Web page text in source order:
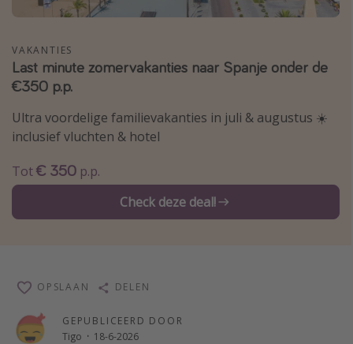
Thailand
Sardinie
Malta
Madeira
Egypte
Bali
Type vakantie
Overzicht
Vroegboeker
Groepsreizen
VAKANTIES
Last minute zomervakanties naar Spanje onder de
€350 p.p.
Ultra voordelige familievakanties in juli & augustus ☀️
inclusief vluchten & hotel
Tot€ 350 p.p.
Check deze deal!
GEPUBLICEERD DOOR
Tigo · 18-6-2026
OPSLAAN DELEN